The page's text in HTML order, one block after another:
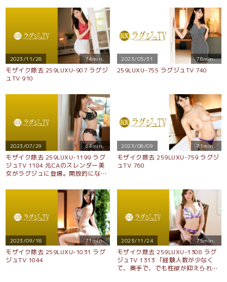
雰囲気にH乳、美脚、スレンダーと
いう奇跡のスタイル！快楽を求めて
AVにまで足を踏み入れ、中イキを繰
り返す！
2023/11/28 74min.
モザイク除去 259LUXU-907 ラグジ
ュTV 910
2023/05/31 78min.
259LUXU-755 ラグジュTV 740
2023/07/29 64min.
モザイク除去 259LUXU-1199 ラグ
ジュTV 1184 元CAのスレンダー美
女がラグジュに登場。開放的になっ
かべながら男の体を味わい尽くす！
男をその気にさせる魔性のボディを
惜しげもなく晒し、本能全開でセッ
クスを堪能する姿は必見！
2023/08/09 71min.
モザイク除去 259LUXU-759 ラグジ
ュTV 760
2023/09/18 71min.
モザイク除去 259LUXU-1031 ラグ
ジュTV 1044
2023/11/24 75min.
モザイク除去 259LUXU-1308 ラグ
ジュTV 1313 「経験人数が少なく
て、奥手で、でも性欲が抑えられな